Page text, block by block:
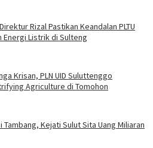
Rizal Pastikan Keandalan PLTU
Energi Listrik di Sulteng
Krisan, PLN UID Suluttenggo
Agriculture di Tomohon
Kejati Sulut Sita Uang Miliaran